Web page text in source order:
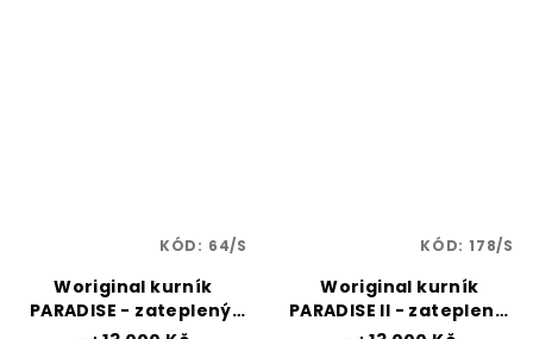
Woriginal kurník
PARADISE - zateplený,
přírodní smrk/OSB
KÓD: 64/S
Woriginal kurník
PARADISE II - zateplený,
přírodní smrk/OSB
KÓD: 178/S